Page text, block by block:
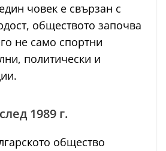
човек е свързан с
обществото започва
не само спортни
политически и
1989 г.
общество